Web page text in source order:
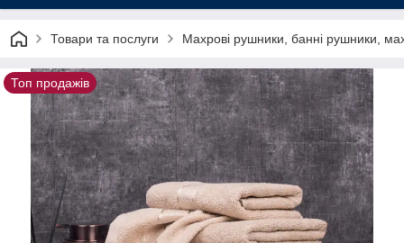
Товари та послуги Махрові рушники, банні рушники,
Топ продажів